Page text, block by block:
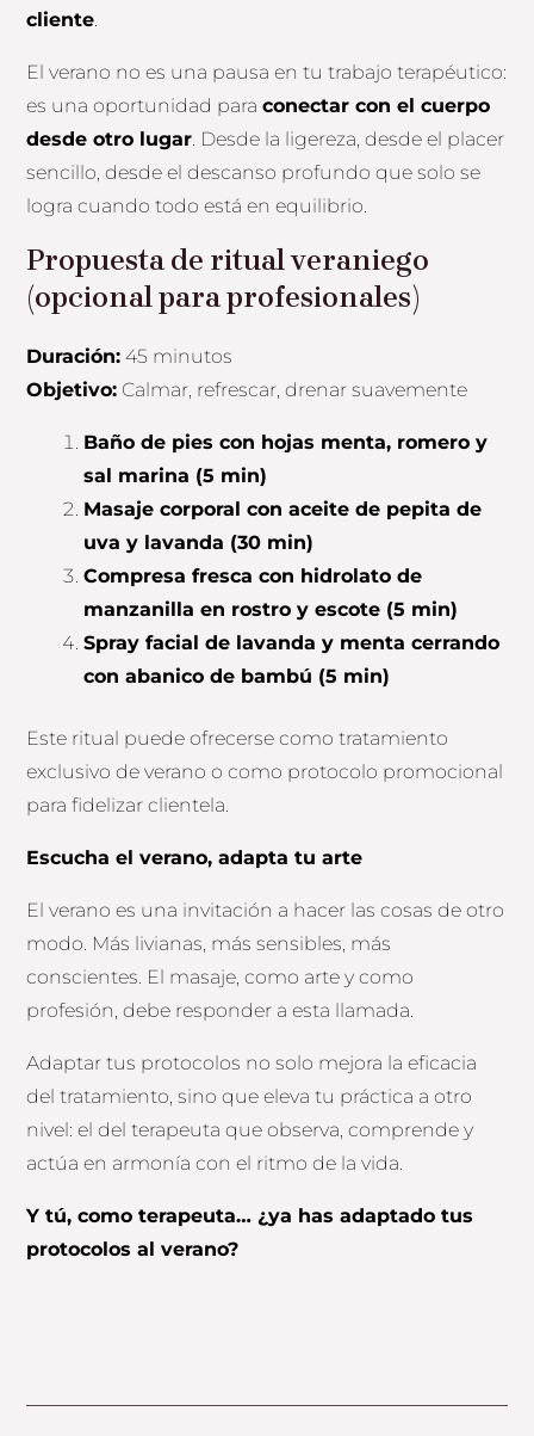
cliente.
El verano no es una pausa en tu trabajo terapéutico:
es una oportunidad paraconectar con el cuerpo
desde otro lugar. Desde la ligereza, desde el placer
sencillo, desde el descanso profundo que solo se
logra cuando todo está en equilibrio.
Propuesta de ritual veraniego
(opcional para profesionales)
Duración: 45 minutos
Objetivo: Calmar, refrescar, drenar suavemente
Baño de pies con hojas menta, romero y
sal marina (5 min)
Masaje corporal con aceite de pepita de
uva y lavanda (30 min)
Compresa fresca con hidrolato de
manzanilla en rostro y escote (5 min)
Spray facial de lavanda y menta cerrando
con abanico de bambú (5 min)
Este ritual puede ofrecerse como tratamiento
exclusivo de verano o como protocolo promocional
para fidelizar clientela.
Escucha el verano, adapta tu arte
El verano es una invitación a hacer las cosas de otro
modo. Más livianas, más sensibles, más
conscientes. El masaje, como arte y como
profesión, debe responder a esta llamada.
Adaptar tus protocolos no solo mejora la eficacia
del tratamiento, sino que eleva tu práctica a otro
nivel: el del terapeuta que observa, comprende y
actúa en armonía con el ritmo de la vida.
Y tú, como terapeuta… ¿ya has adaptado tus
protocolos al verano?